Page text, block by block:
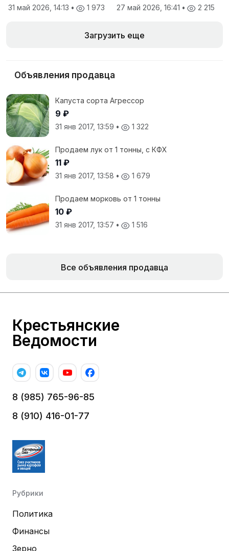
31 май 2026, 14:13 • 1 973
27 май 2026, 16:41 • 2 215
Загрузить еще
Объявления продавца
Капуста сорта Агрессор
9 ₽
31 янв 2017, 13:59 • 1 322
Продаем лук от 1 тонны, с КФХ
11 ₽
31 янв 2017, 13:58 • 1 679
Продаем морковь от 1 тонны
10 ₽
31 янв 2017, 13:57 • 1 516
Все объявления продавца
Крестьянские
Ведомости
8 (985) 765-96-85
8 (910) 416-01-77
Рубрики
Политика
Финансы
Зерно